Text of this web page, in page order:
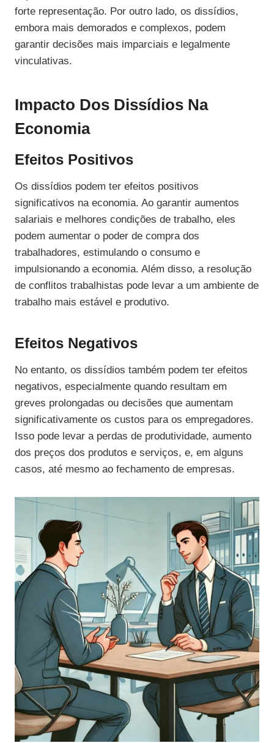
forte representação. Por outro lado, os dissídios,
embora mais demorados e complexos, podem
garantir decisões mais imparciais e legalmente
vinculativas.
Impacto Dos Dissídios Na
Economia
Efeitos Positivos
Os dissídios podem ter efeitos positivos
significativos na economia. Ao garantir aumentos
salariais e melhores condições de trabalho, eles
podem aumentar o poder de compra dos
trabalhadores, estimulando o consumo e
impulsionando a economia. Além disso, a resolução
de conflitos trabalhistas pode levar a um ambiente de
trabalho mais estável e produtivo.
Efeitos Negativos
No entanto, os dissídios também podem ter efeitos
negativos, especialmente quando resultam em
greves prolongadas ou decisões que aumentam
significativamente os custos para os empregadores.
Isso pode levar a perdas de produtividade, aumento
dos preços dos produtos e serviços, e, em alguns
casos, até mesmo ao fechamento de empresas.